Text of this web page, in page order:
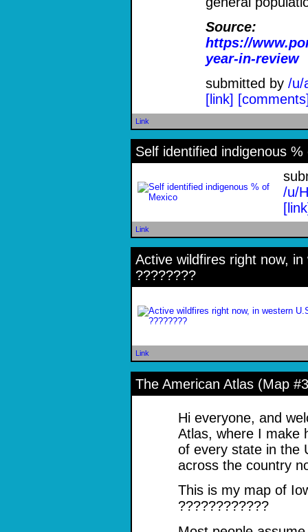
Source:
https://
year-in-review
submitted by /u/
[link]
Link
Self identified indigenous
/u/
Link
Active wildfires right now,
????????
Link
The American Atlas (Map
Hi everyone, and
Atlas, where I make
of every state in the
across the country
This is my map of
????????????